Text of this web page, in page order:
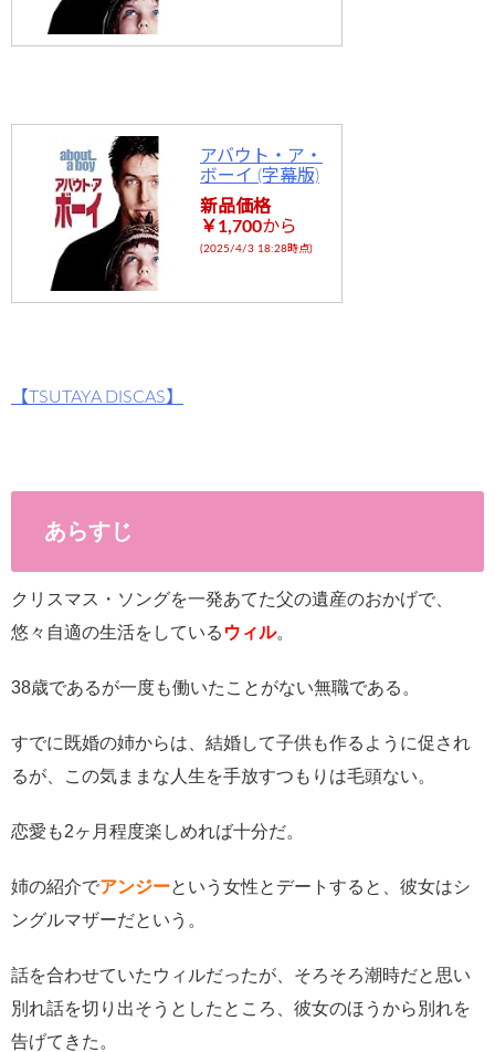
アバウト・ア・
ボーイ (字幕版)
新品価格
￥1,700から
(2025/4/3 18:28時点)
【TSUTAYA DISCAS】
あらすじ
クリスマス・ソングを一発あてた父の遺産のおかげで、
悠々自適の生活をしている ウィル。
38歳であるが一度も働いたことがない無職である。
すでに既婚の姉からは、結婚して子供も作るように促され
るが、この気ままな人生を手放すつもりは毛頭ない。
恋愛も2ヶ月程度楽しめれば十分だ。
姉の紹介でアンジーという女性とデートすると、彼女はシ
ングルマザーだという。
話を合わせていたウィルだったが、そろそろ潮時だと思い
別れ話を切り出そうとしたところ、彼女のほうから別れを
告げてきた。